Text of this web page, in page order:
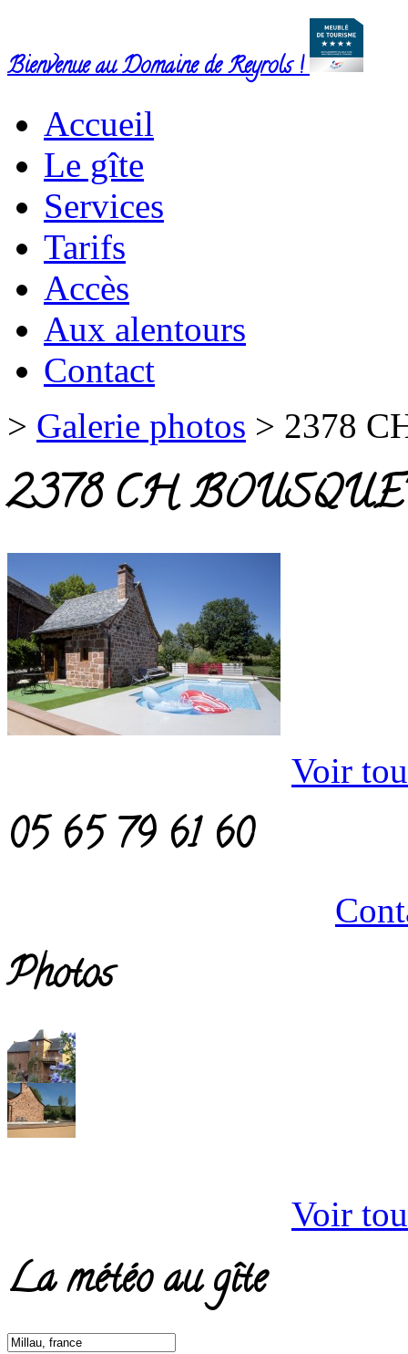
Bienvenue au Domaine de Reyrols !
Accueil
Le gîte
Services
Tarifs
Accès
Aux alentours
Contact
> Galerie photos > 2378
2378 CH
Voir
05 65 79 61 60
Photos
Voir
La météo au gîte